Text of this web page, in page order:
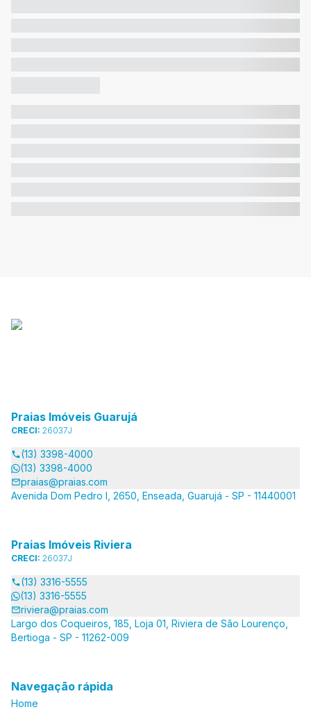
Praias Imóveis Guarujá
CRECI: 26037J
(13) 3398-4000
(13) 3398-4000
praias@praias.com
Avenida Dom Pedro I, 2650, Enseada, Guarujá - SP - 11440001
Praias Imóveis Riviera
CRECI: 26037J
(13) 3316-5555
(13) 3316-5555
riviera@praias.com
Largo dos Coqueiros, 185, Loja 01, Riviera de São Lourenço,
Bertioga - SP - 11262-009
Navegação rápida
Home